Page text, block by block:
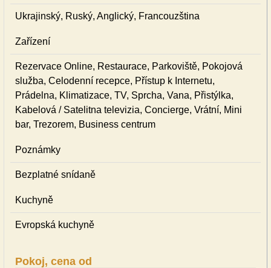
Ukrajinský, Ruský, Anglický, Francouzština
Zařízení
Rezervace Online, Restaurace, Parkoviště, Pokojová
služba, Celodenní recepce, Přístup k Internetu,
Prádelna, Klimatizace, TV, Sprcha, Vana, Přistýlka,
Kabelová / Satelitna televizia, Concierge, Vrátní, Mini
bar, Trezorem, Business centrum
Poznámky
Bezplatné snídaně
Kuchyně
Evropská kuchyně
Pokoj, cena od